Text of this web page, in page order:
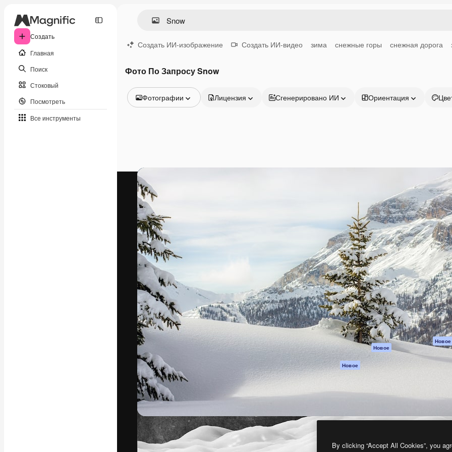
Создать
Главная
Поиск
Стоковый
Посмотреть
Все инструменты
Создать ИИ-изображение Создать ИИ-видео зима снежные горы снежная дорога
Фото По Запросу Snow
Фотографии
Видео
Видеоролик
Моушн-дизайн
Видеошаблоны
Иконки
3D-модели
Шрифты
Лицензия Сгенерировано ИИ Ориентация
подписчиков среди креаторов,
Продукция
Spaces
ИИ-помощник
Генератор
изображений ИИ
Генератор видео
ИИ
Генератор голоса
на основе ИИ
Стоковый контент
MCP для
Claude/ChatGPT
Новое
Агенты Новое
API
Мобильное
Magnific
Начать
Academy
Документация
Пакету ИИ
Служба
поддержки
Условия и
положения
Политика
Оригиналы Новое
Политика файлов
Предприятие
By clicking “Accept All Cookies”, you